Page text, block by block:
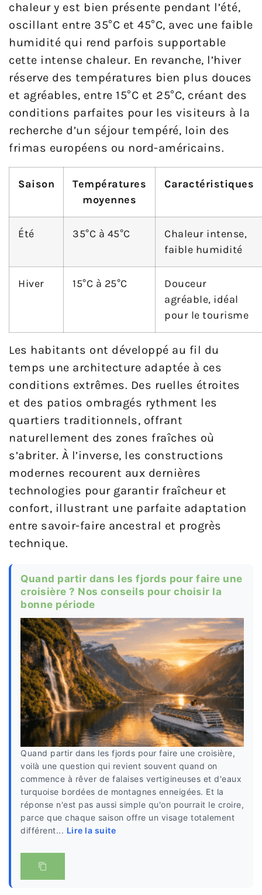
chaleur y est bien présente pendant l’été,
oscillant entre 35°C et 45°C, avec une faible
humidité qui rend parfois supportable
cette intense chaleur. En revanche, l’hiver
réserve des températures bien plus douces
et agréables, entre 15°C et 25°C, créant des
conditions parfaites pour les visiteurs à la
recherche d’un séjour tempéré, loin des
frimas européens ou nord-américains.
Saison
Températures
moyennes
Caractéristiques
Été 35°C à 45°C
Chaleur intense,
faible humidité
Hiver 15°C à 25°C
Douceur
agréable, idéal
pour le tourisme
Les habitants ont développé au fil du
temps une architecture adaptée à ces
conditions extrêmes. Des ruelles étroites
et des patios ombragés rythment les
quartiers traditionnels, offrant
naturellement des zones fraîches où
s’abriter. À l’inverse, les constructions
modernes recourent aux dernières
technologies pour garantir fraîcheur et
confort, illustrant une parfaite adaptation
entre savoir-faire ancestral et progrès
technique.
Quand partir dans les fjords pour faire une
croisière ? Nos conseils pour choisir la
bonne période
Quand partir dans les fjords pour faire une croisière,
voilà une question qui revient souvent quand on
commence à rêver de falaises vertigineuses et d'eaux
turquoise bordées de montagnes enneigées. Et la
réponse n'est pas aussi simple qu'on pourrait le croire,
parce que chaque saison offre un visage totalement
différent... Lire la suite